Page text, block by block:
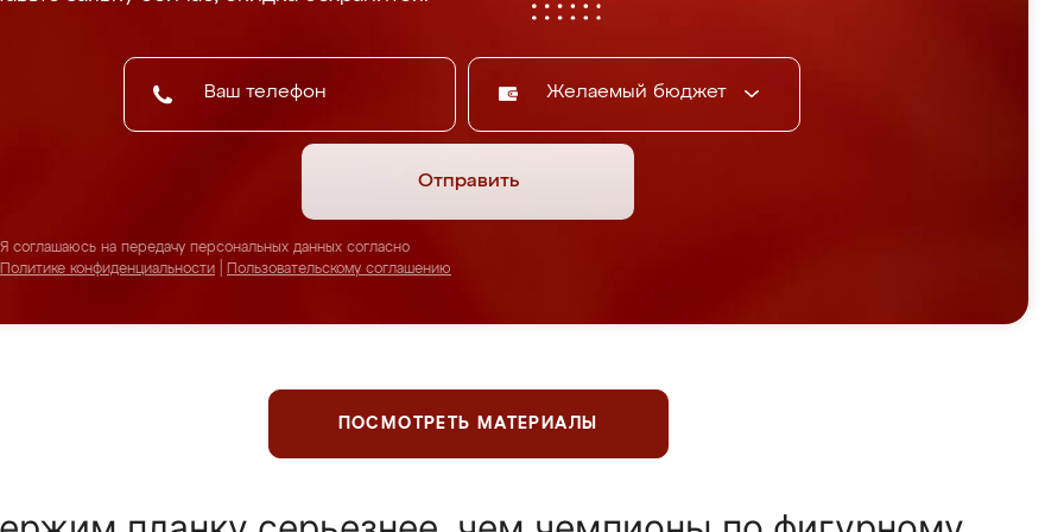
Желаемый бюджет
Отправить
Я соглашаюсь на передачу персональных данных согласно
Политике конфиденциальности
Пользовательскому соглашению
ПОСМОТРЕТЬ МАТЕРИАЛЫ